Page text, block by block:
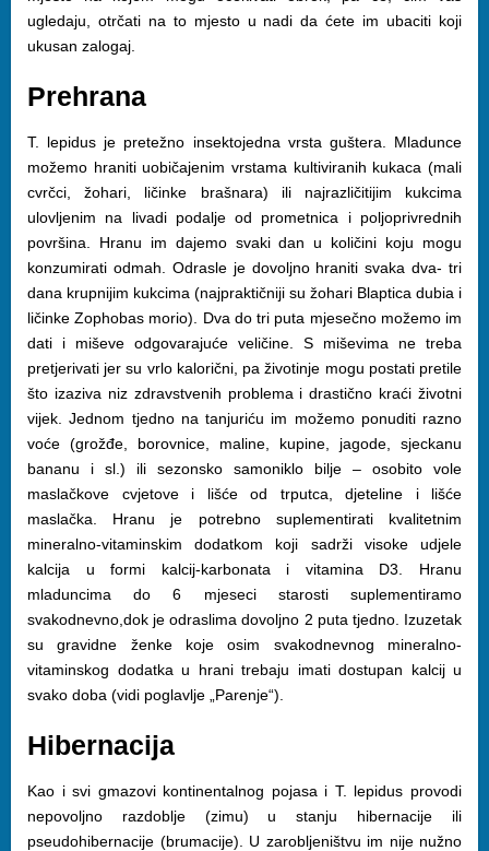
ugledaju, otrčati na to mjesto u nadi da ćete im ubaciti koji
ukusan zalogaj.
Prehrana
T. lepidus je pretežno insektojedna vrsta guštera. Mladunce
možemo hraniti uobičajenim vrstama kultiviranih kukaca (mali
cvrčci, žohari, ličinke brašnara) ili najrazličitijim kukcima
ulovljenim na livadi podalje od prometnica i poljoprivrednih
površina. Hranu im dajemo svaki dan u količini koju mogu
konzumirati odmah. Odrasle je dovoljno hraniti svaka dva- tri
dana krupnijim kukcima (najpraktičniji su žohari Blaptica dubia i
ličinke Zophobas morio). Dva do tri puta mjesečno možemo im
dati i miševe odgovarajuće veličine. S miševima ne treba
pretjerivati jer su vrlo kalorični, pa životinje mogu postati pretile
što izaziva niz zdravstvenih problema i drastično kraći životni
vijek. Jednom tjedno na tanjuriću im možemo ponuditi razno
voće (grožđe, borovnice, maline, kupine, jagode, sjeckanu
bananu i sl.) ili sezonsko samoniklo bilje – osobito vole
maslačkove cvjetove i lišće od trputca, djeteline i lišće
maslačka. Hranu je potrebno suplementirati kvalitetnim
mineralno-vitaminskim dodatkom koji sadrži visoke udjele
kalcija u formi kalcij-karbonata i vitamina D3. Hranu
mladuncima do 6 mjeseci starosti suplementiramo
svakodnevno,dok je odraslima dovoljno 2 puta tjedno. Izuzetak
su gravidne ženke koje osim svakodnevnog mineralno-
vitaminskog dodatka u hrani trebaju imati dostupan kalcij u
svako doba (vidi poglavlje „Parenje“).
Hibernacija
Kao i svi gmazovi kontinentalnog pojasa i T. lepidus provodi
nepovoljno razdoblje (zimu) u stanju hibernacije ili
pseudohibernacije (brumacije). U zarobljeništvu im nije nužno